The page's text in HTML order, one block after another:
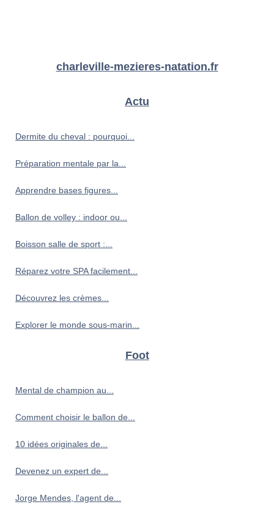
charleville-mezieres-natation.fr
Actu
Dermite du cheval : pourquoi...
Préparation mentale par la...
Apprendre bases figures...
Ballon de volley : indoor ou...
Boisson salle de sport :...
Réparez votre SPA facilement...
Découvrez les crèmes...
Explorer le monde sous-marin...
Foot
Mental de champion au...
Comment choisir le ballon de...
10 idées originales de...
Devenez un expert de...
Jorge Mendes, l'agent de...